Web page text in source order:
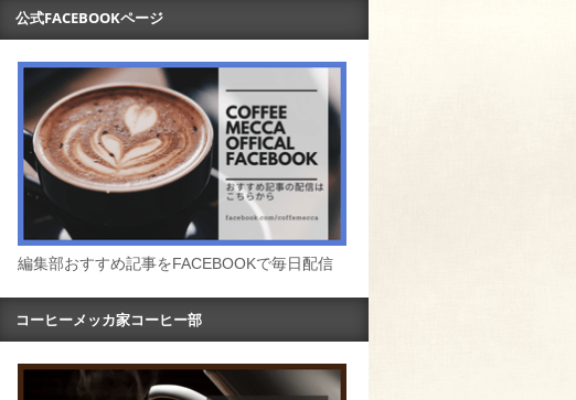
公式FACEBOOKページ
編集部おすすめ記事をFACEBOOKで毎日配信
コーヒーメッカ家コーヒー部